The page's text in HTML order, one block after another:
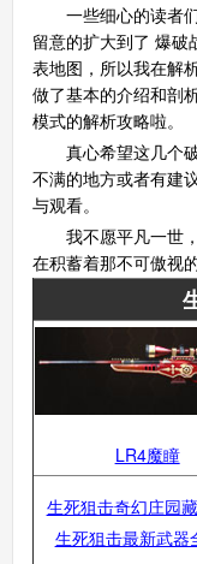
一些细心的读者们
留意的扩大到了 爆破
表地图，所以我在解
做了基本的介绍和剖
模式的解析攻略啦。
真心希望这几个破
不满的地方或者有建
与观看。
我不愿平凡一世，
在积蓄着那不可傲视
LR4魔瞳
生死狙击奇幻庄园
生死狙击最新武器